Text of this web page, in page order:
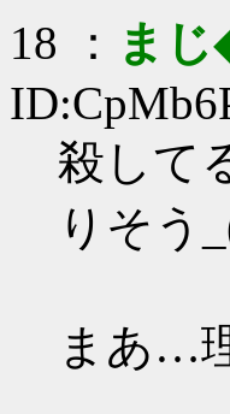
18 ： まじ
殺して
りそう
まあ…